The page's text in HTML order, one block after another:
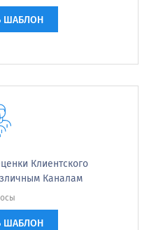
ШАБЛОН
Клиентского
Каналам
ШАБЛОН